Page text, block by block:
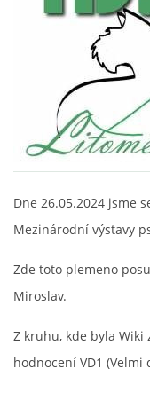
VÝSTAVNÍ ÚSPĚCHY
KONTAKT
Dne 26.05.2024 jsme
Mezinárodní výstavy
Zde toto plemeno
Miroslav.
Z kruhu, kde byla Wiki
hodnocení VD1 (Velmi